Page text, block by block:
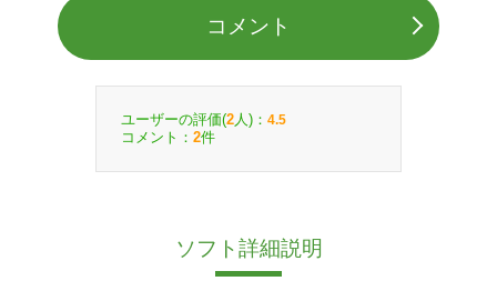
コメント
ユーザーの評価(2 人)： 4.5
コメント： 2件
ソフト詳細説明